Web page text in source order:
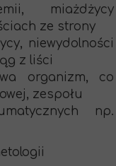
miażdżycy
ze strony
niewydolności
z liści
organizm, co
zespołu
np.